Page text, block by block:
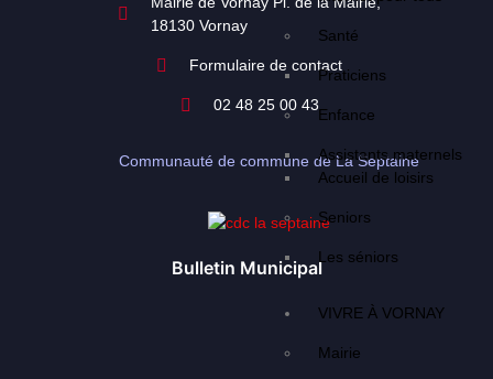
Santé
Praticiens
Enfance
Assistants maternels
Accueil de loisirs
Seniors
Les séniors
VIVRE À VORNAY
Mairie
18130 Vornay
Formulaire de contact
02 48 25 00 43
Communauté de commune de La Septaine
Bulletin Municipal